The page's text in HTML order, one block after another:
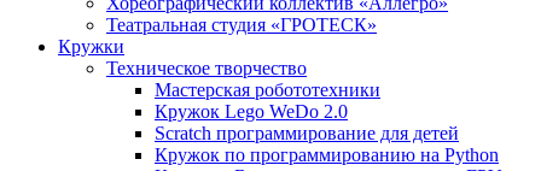
Театральная студия «ГРОТЕСК»
Кружки
Техническое творчество
Мастерская робототехники
Кружок Lego WeDo 2.0
Scratch программирование для детей
Кружок по программированию на Python